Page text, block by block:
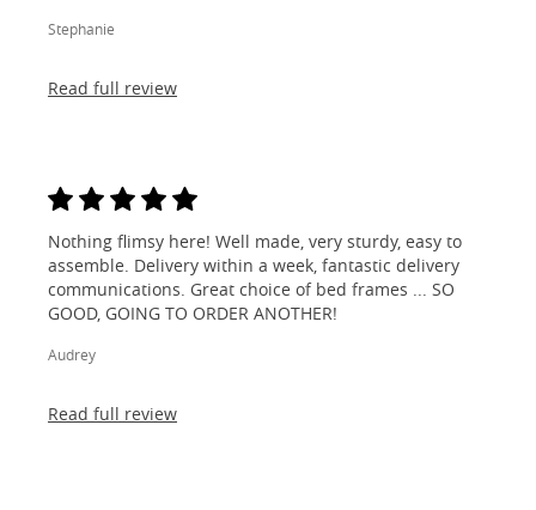
Stephanie
Read full review
Nothing flimsy here! Well made, very sturdy, easy to
assemble. Delivery within a week, fantastic delivery
communications. Great choice of bed frames ... SO
GOOD, GOING TO ORDER ANOTHER!
Audrey
Read full review